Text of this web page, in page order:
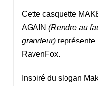
Cette casquette
AGAIN (Rendre au
grandeur)représente
RavenFox.
Inspiré du slogan